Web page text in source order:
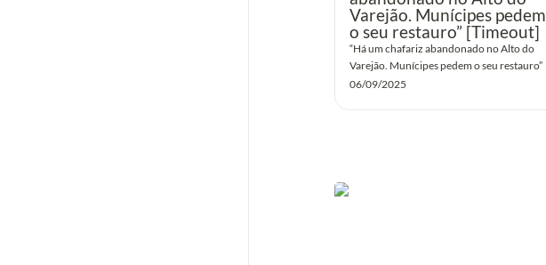
Varejão. Munícipes pedem
o seu restauro” [Timeout]
“Há um chafariz abandonado no Alto do
Varejão. Munícipes pedem o seu restauro”
06/09/2025
Fórum Cidadania Lx questiona